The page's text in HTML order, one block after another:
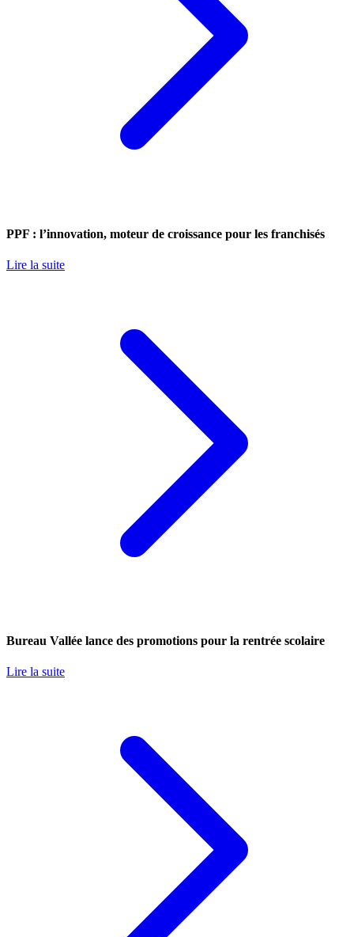
PPF : l’innovation, moteur de croissance pour les franchisés
Lire la suite
Bureau Vallée lance des promotions pour la rentrée scolaire
Lire la suite